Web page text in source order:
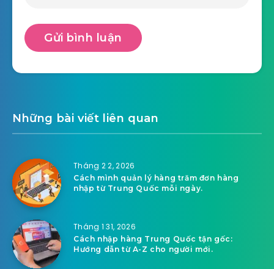
Những bài viết liên quan
Tháng 2 2, 2026
Cách mình quản lý hàng trăm đơn hàng
nhập từ Trung Quốc mỗi ngày.
Tháng 1 31, 2026
Cách nhập hàng Trung Quốc tận gốc:
Hướng dẫn từ A-Z cho người mới.